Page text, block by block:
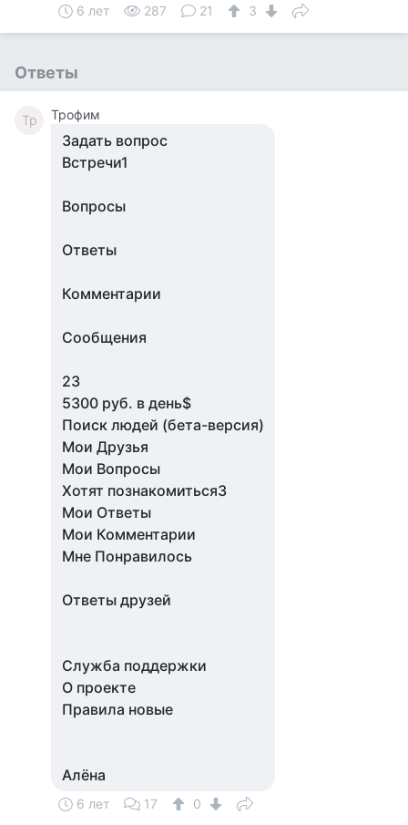
6 лет 287 21 3
Ответы
Тр Трофим
Задать вопрос
Встречи1
Вопросы
Ответы
Комментарии
Сообщения
23
5300 руб. в день$
Поиск людей (бета-версия)
Мои Друзья
Мои Вопросы
Хотят познакомиться3
Мои Ответы
Мои Комментарии
Мне Понравилось
Ответы друзей
Служба поддержки
О проекте
Правила новые
Алёна
6 лет 17
0